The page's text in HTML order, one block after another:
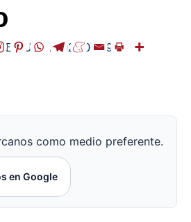
/2026-07-09
como medio preferente.
en Google